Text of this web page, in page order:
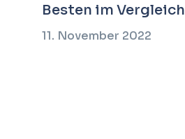
Besten im Vergleich
11. November 2022